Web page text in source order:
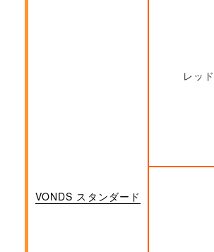
VONDS スタンダード
レッド